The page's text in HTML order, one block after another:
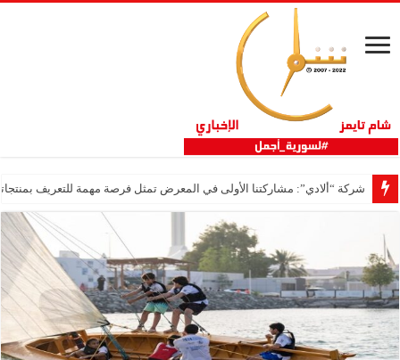
شركة “ألادي”: مشاركتنا الأولى في المعرض تمثل فرصة مهمة للتعريف